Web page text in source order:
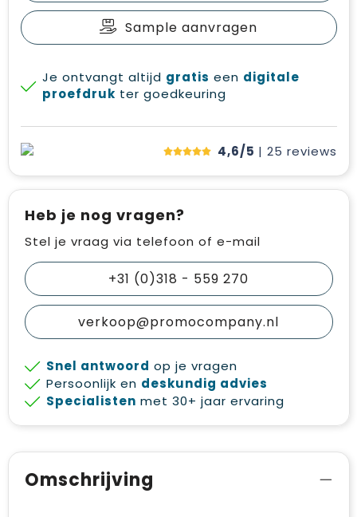
Sample aanvragen
Je ontvangt altijd gratis een digitale
proefdruk ter goedkeuring
4,6/5 | 25 reviews
Heb je nog vragen?
Stel je vraag via telefoon of e-mail
+31 (0)318 - 559 270
verkoop@promocompany.nl
Snel antwoord op je vragen
Persoonlijk en deskundig advies
Specialisten met 30+ jaar ervaring
Omschrijving